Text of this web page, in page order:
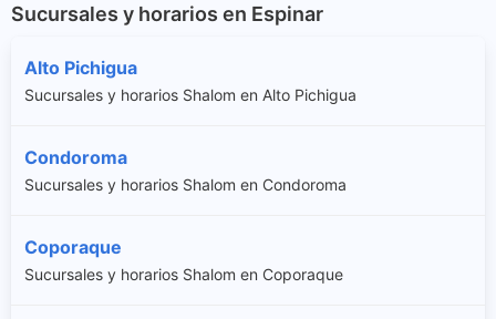
Sucursales y horarios en Espinar
Alto Pichigua
Sucursales y horarios Shalom en Alto Pichigua
Condoroma
Sucursales y horarios Shalom en Condoroma
Coporaque
Sucursales y horarios Shalom en Coporaque